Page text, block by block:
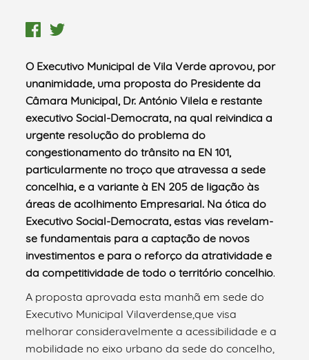
O Executivo Municipal de Vila Verde aprovou, por
unanimidade, uma proposta do Presidente da
Câmara Municipal, Dr. António Vilela e restante
executivo Social-Democrata, na qual reivindica a
urgente resolução do problema do
congestionamento do trânsito na EN 101,
particularmente no troço que atravessa a sede
concelhia, e a variante à EN 205 de ligação às
áreas de acolhimento Empresarial. Na ótica do
Executivo Social-Democrata, estas vias revelam-
se fundamentais para a captação de novos
investimentos e para o reforço da atratividade e
da competitividade de todo o território concelhio.
A proposta aprovada esta manhã em sede do
Executivo Municipal Vilaverdense,que visa
melhorar consideravelmente a acessibilidade e a
mobilidade no eixo urbano da sede do concelho,